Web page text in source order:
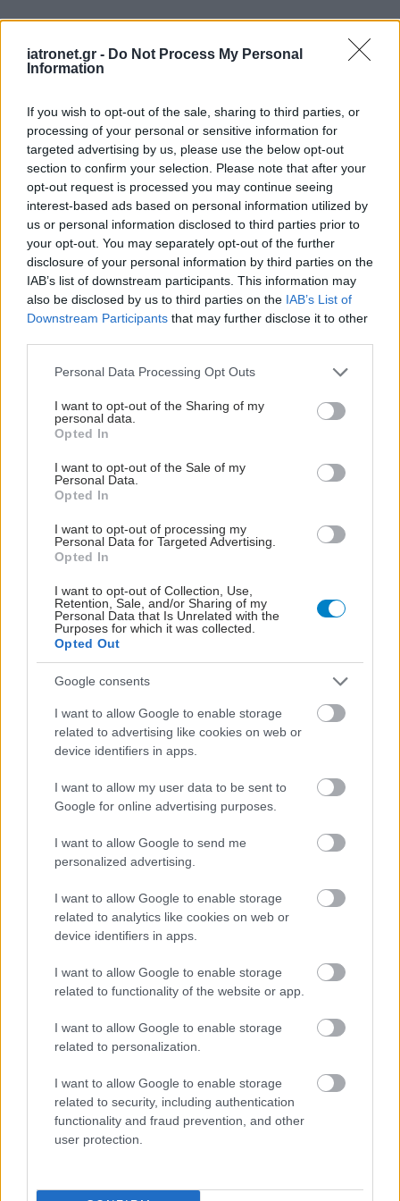
iatronet.gr - Do Not Process My Personal
Information
If you wish to opt-out of the sale, sharing to third parties, or
processing of your personal or sensitive information for
targeted advertising by us, please use the below opt-out
section to confirm your selection. Please note that after your
opt-out request is processed you may continue seeing
interest-based ads based on personal information utilized by
us or personal information disclosed to third parties prior to
your opt-out. You may separately opt-out of the further
disclosure of your personal information by third parties on the
IAB’s list of downstream participants. This information may
also be disclosed by us to third parties on the IAB’s List of
Downstream Participants that may further disclose it to other
Please note that this website/app uses one or more Google
not limited to your visit or usage behaviour. You may click to
grant or deny consent to Google and its third-party tags to
use your data for below specified purposes in below Google
consent section.
Personal Data Processing Opt Outs
I want to opt-out of the Sharing of my
personal data.
Opted In
I want to opt-out of the Sale of my
Personal Data.
Opted In
I want to opt-out of processing my
Personal Data for Targeted Advertising.
Opted In
I want to opt-out of Collection, Use,
Retention, Sale, and/or Sharing of my
Personal Data that Is Unrelated with the
Purposes for which it was collected.
Opted Out
Google consents
I want to allow Google to enable storage
related to advertising like cookies on web or
device identifiers in apps.
I want to allow my user data to be sent to
Google for online advertising purposes.
I want to allow Google to send me
personalized advertising.
I want to allow Google to enable storage
related to analytics like cookies on web or
device identifiers in apps.
I want to allow Google to enable storage
related to functionality of the website or app.
I want to allow Google to enable storage
related to personalization.
I want to allow Google to enable storage
related to security, including authentication
functionality and fraud prevention, and other
user protection.
Σημάδια διπολικής διαταραχής